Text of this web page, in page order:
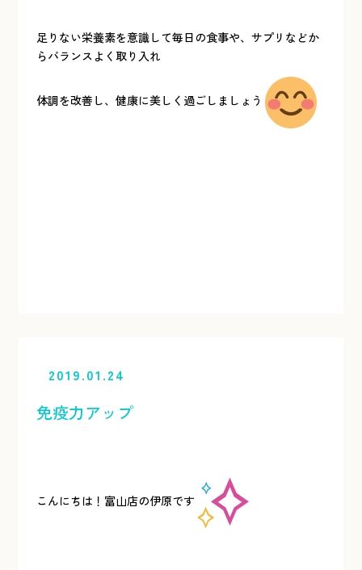
足りない栄養素を意識して毎日の食事や、サプリなどか
らバランスよく取り入れ
体調を改善し、健康に美しく過ごしましょう
2019.01.24
免疫力アップ
こんにちは！富山店の伊原です